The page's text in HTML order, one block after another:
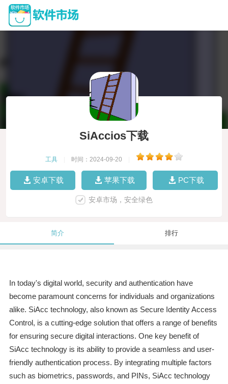
SiAccios下载
工具 时间：2024-09-20
安卓下载 苹果下载 PC下载
安卓市场，安全绿色
简介 排行
In today's digital world, security and authentication have
become paramount concerns for individuals and organizations
alike. SiAcc technology, also known as Secure Identity Access
Control, is a cutting-edge solution that offers a range of benefits
for ensuring secure digital interactions. One key benefit of
SiAcc technology is its ability to provide a seamless and user-
friendly authentication process. By integrating multiple factors
such as biometrics, passwords, and PINs, SiAcc technology